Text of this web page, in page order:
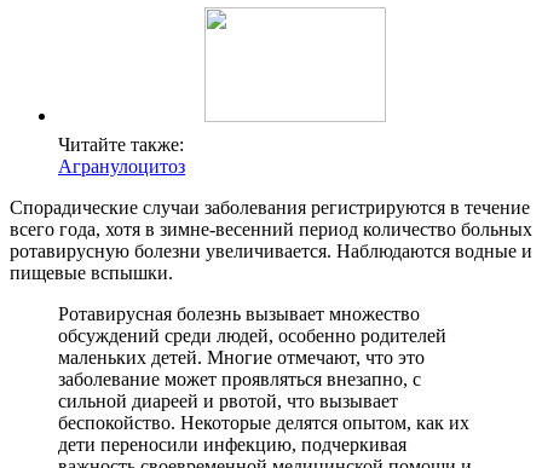
Читайте также:
Агранулоцитоз
Спорадические случаи заболевания регистрируются в течение
всего года, хотя в зимне-весенний период количество больных
ротавирусную болезни увеличивается. Наблюдаются водные и
пищевые вспышки.
Ротавирусная болезнь вызывает множество
обсуждений среди людей, особенно родителей
маленьких детей. Многие отмечают, что это
заболевание может проявляться внезапно, с
сильной диареей и рвотой, что вызывает
беспокойство. Некоторые делятся опытом, как их
дети переносили инфекцию, подчеркивая